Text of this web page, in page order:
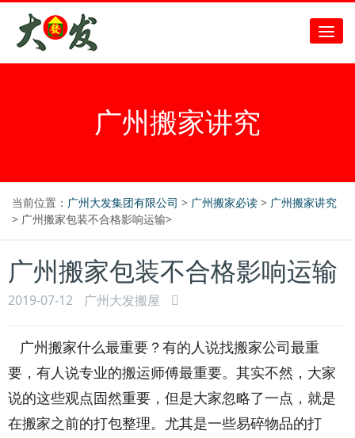
广州搬家讲究
当前位置： 广州大发集团有限公司 > 广州搬家必读 > 广州搬家讲究
> 广州搬家包装不合格影响运输>
广州搬家包装不合格影响运输
2019-07-12 广州大发搬屋
广州搬家什么最重要？有的人说找搬家公司最重
要，有人说专业的搬运师傅最重要。其实不然，大家
说的这些观点固然重要，但是大家忽略了一点，就是
在搬家之前的打包整理。尤其是一些易碎物品的打